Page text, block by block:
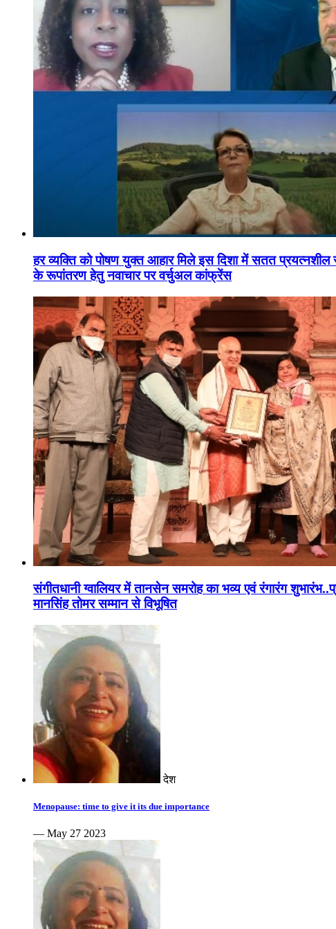
हर व्यक्ति को पोषण युक्त आहार मिले इस दिशा में सतत प्रयत्नशील
के रूपांतरण हेतु नवाचार पर वर्चुअल कांफ्रेंस
संगीतधानी ग्वालियर में तानसेन समरोह का भव्य एवं रंगारंग
मानसिंह तोमर सम्मान से विभूषित
देश
Menopause: time to give it its due importance
— May 27 2023